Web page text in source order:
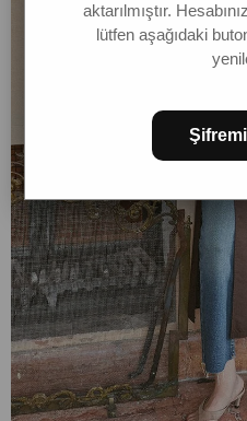
aktarılmıştır.
lütfen aşağıdaki